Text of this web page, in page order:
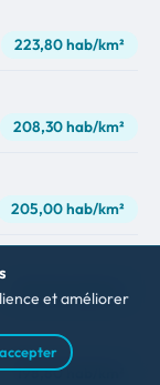
223,80 hab/km²
208,30 hab/km²
205,00 hab/km²
201,20 hab/km²
198,80 hab/km²
et améliorer